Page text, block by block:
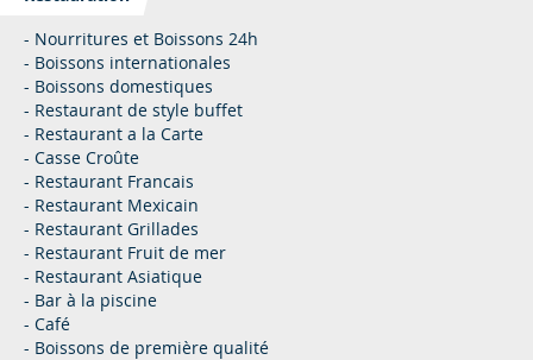
- Nourritures et Boissons 24h
- Boissons internationales
- Boissons domestiques
- Restaurant de style buffet
- Restaurant a la Carte
- Casse Croûte
- Restaurant Francais
- Restaurant Mexicain
- Restaurant Grillades
- Restaurant Fruit de mer
- Restaurant Asiatique
- Bar à la piscine
- Café
- Boissons de première qualité